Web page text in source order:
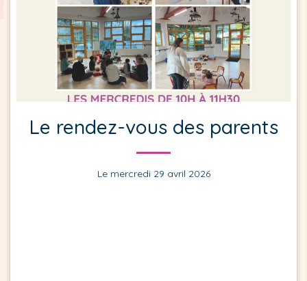
Le rendez-vous des parents
Le mercredi 29 avril 2026